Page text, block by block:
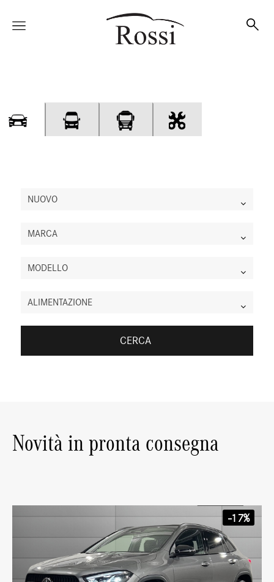
Veicoli
Officina
Accessori e Collection
NUOVO
MARCA
MODELLO
ALIMENTAZIONE
CERCA
Novità in pronta consegna
-17%